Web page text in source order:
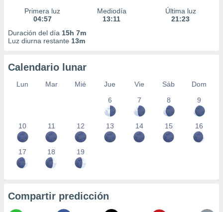
Primera luz
04:57
Mediodía
13:11
Última luz
21:23
Duración del día 15h 7m
Luz diurna restante 13m
Calendario lunar
Lun Mar Mié Jue Vie Sáb
Dom
6
7 8 9
10 11 12 13 14 15 16
17 18 19
Compartir predicción